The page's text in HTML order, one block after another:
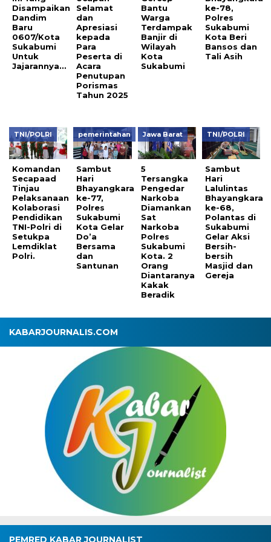
Disampaikan
Dandim
Baru
0607/Kota
Sukabumi
Untuk
Jajarannya…
Selamat
dan
Apresiasi
kepada
Para
Peserta di
Acara
Penutupan
Porismas
Tahun 2025
Bantu
Warga
Terdampak
Banjir di
Wilayah
Kota
Sukabumi
ke-78,
Polres
Sukabumi
Kota Beri
Bansos dan
Tali Asih
TNI/POLRI
Komandan
Secapaad
Tinjau
Pelaksanaan
Kolaborasi
Pendidikan
TNI-Polri di
Setukpa
Lemdiklat
Polri.
pemerintahan
Sambut
Hari
Bhayangkara
ke-77,
Polres
Sukabumi
Kota Gelar
Do’a
Bersama
dan
Santunan
Jawa Barat
5
Tersangka
Pengedar
Narkoba
Diamankan
Sat
Narkoba
Polres
Sukabumi
Kota. 2
Orang
Diantaranya
Kakak
Beradik
TNI/POLRI
Sambut
Hari
Lalulintas
Bhayangkara
ke-68,
Polantas di
Sukabumi
Gelar Aksi
Bersih-
bersih
Masjid dan
Gereja
KABARJOURNALIS.COM
PEMRED KABAR JOURNALIST